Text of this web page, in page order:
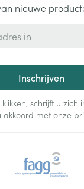
nieuwe
Inschrijven
schrijft u zich
met onze